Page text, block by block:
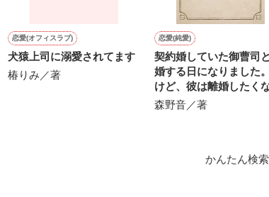
恋愛(オフィスラブ)
犬猿上司に溺愛されてます
椿りみ／著
恋愛(純愛)
契約婚していた御曹司
婚する日になりました
けど、彼は離婚したく
ようです。
森野音／著
かんたん検